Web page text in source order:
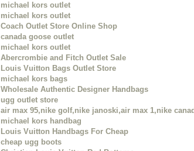
michael kors outlet
michael kors outlet
Coach Outlet Store Online Shop
canada goose outlet
michael kors outlet
Abercrombie and Fitch Outlet Sale
Louis Vuitton Bags Outlet Store
michael kors bags
Wholesale Authentic Designer Handbags
ugg outlet store
air max 95,nike golf,nike janoski,air max 1,nike
michael kors handbag
Louis Vuitton Handbags For Cheap
cheap ugg boots